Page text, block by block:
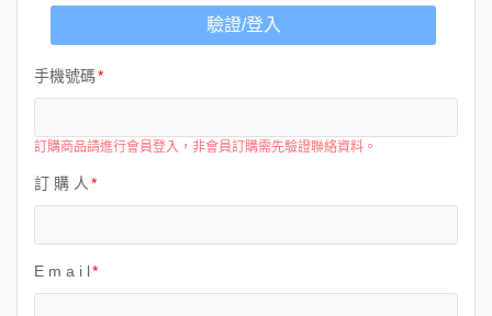
悠遊美加
遊輪河輪
中東非洲
歐洲之旅
手機號碼
訂購商品請進行會員登入，非會員訂購需先驗證聯絡資料。
驗證/登入
訂 購 人
E m a i l